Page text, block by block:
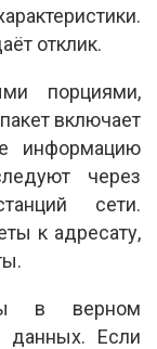
отклик.
порциями,
включает
информацию
через
сети.
к адресату,
в верном
данных. Если